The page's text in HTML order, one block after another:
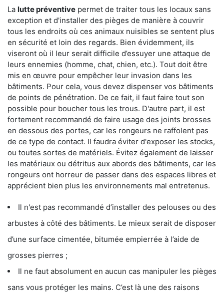
La lutte préventive permet de traiter tous les locaux sans
exception et d'installer des pièges de manière à couvrir
tous les endroits où ces animaux nuisibles se sentent plus
en sécurité et loin des regards. Bien évidemment, ils
viseront où il leur serait difficile d’essuyer une attaque de
leurs ennemies (homme, chat, chien, etc.). Tout doit être
mis en œuvre pour empêcher leur invasion dans les
bâtiments. Pour cela, vous devez dispenser vos bâtiments
de points de pénétration. De ce fait, il faut faire tout son
possible pour boucher tous les trous. D'autre part, il est
fortement recommandé de faire usage des joints brosses
en dessous des portes, car les rongeurs ne raffolent pas
de ce type de contact. Il faudra éviter d'exposer les stocks,
ou toutes sortes de matériels. Évitez également de laisser
les matériaux ou détritus aux abords des bâtiments, car les
rongeurs ont horreur de passer dans des espaces libres et
apprécient bien plus les environnements mal entretenus.
Il n'est pas recommandé d’installer des pelouses ou des
arbustes à côté des bâtiments. Le mieux serait de disposer
d’une surface cimentée, bitumée empierrée à l’aide de
grosses pierres ;
Il ne faut absolument en aucun cas manipuler les pièges
sans vous protéger les mains. C’est là une des raisons